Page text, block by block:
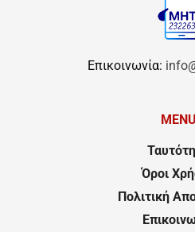
Επικοινωνία:
MENU
Όροι
Πολιτική